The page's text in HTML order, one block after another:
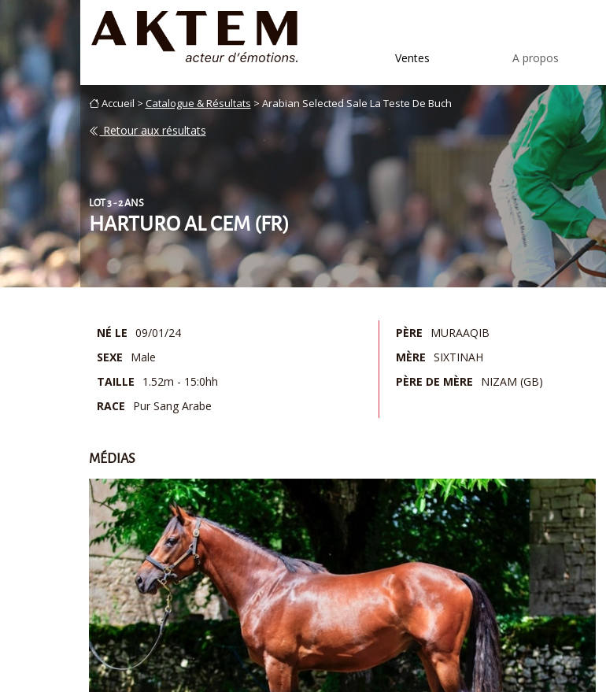
Ventes A propos
Accueil > Catalogue & Résultats > Arabian Selected Sale La Teste De Buch
Retour aux résultats
LOT 3 - 2 ANS
HARTURO AL CEM (FR)
NÉ LE 09/01/24
SEXE
Male
TAILLE
1.52m - 15:0hh
RACE
Pur Sang Arabe
PÈRE
MURAAQIB
MÈRE SIXTINAH
PÈRE DE MÈRE
NIZAM (GB)
MÉDIAS